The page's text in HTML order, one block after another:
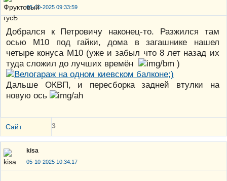
05-10-2025 09:33:59
Добрался к Петровичу наконец-то. Разжился там
осью М10 под гайки, дома в загашнике нашел
четыре конуса М10 (уже и забыл что 8 лет назад их
туда сложил до лучших времён
)
Дальше ОКВП, и пересборка задней втулки на
новую ось
Сайт 3
kisa
05-10-2025 10:34:17